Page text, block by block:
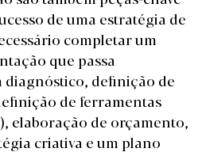
de uma estratégia de
completar um
que passa
definição de
de ferramentas
elaboração de orçamento,
criativa e um plano